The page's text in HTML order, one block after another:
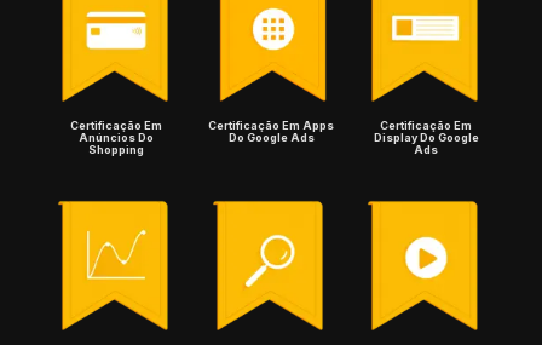
Certificação Em
Anúncios Do
Shopping
Certificação Em Apps
Do Google Ads
Certificação Em
Display Do Google
Ads